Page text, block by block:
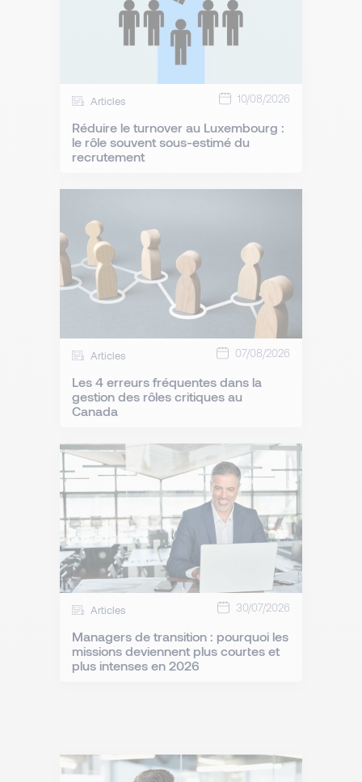
Articles 10/08/2026
Réduire le turnover au Luxembourg :
le rôle souvent sous-estimé du
recrutement
Articles 07/08/2026
Les 4 erreurs fréquentes dans la
gestion des rôles critiques au
Canada
Articles 30/07/2026
Managers de transition : pourquoi les
missions deviennent plus courtes et
plus intenses en 2026